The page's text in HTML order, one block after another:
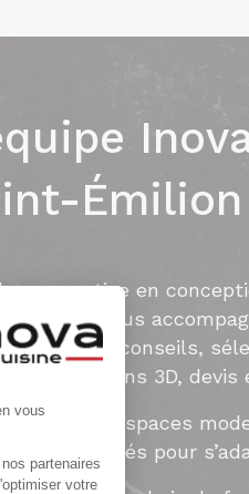
Émilion
expertise en
et Yohan vous
: conseils,
des plans 3D,
des espaces
pensés pour